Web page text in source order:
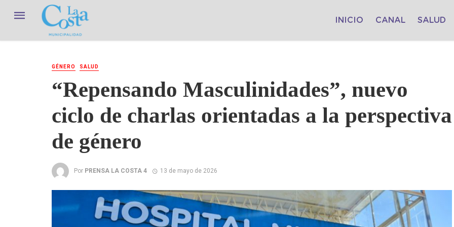
INICIO CANAL SALUD
GÉNERO SALUD
“Repensando Masculinidades”, nuevo
ciclo de charlas orientadas a la perspectiva
de género
Por PRENSA LA COSTA 4 13 de mayo de 2026